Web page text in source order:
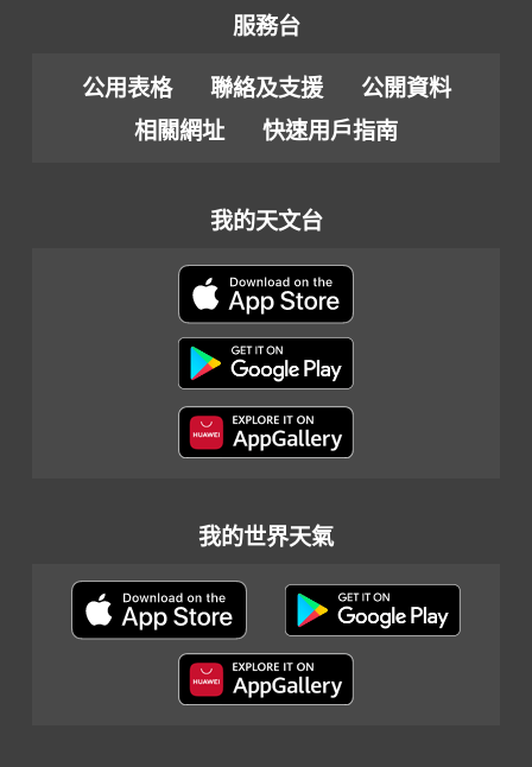
服務台
公用表格 聯絡及支援
公開資料
相關網址
快速用戶指南
我的天文台
我的世界天氣